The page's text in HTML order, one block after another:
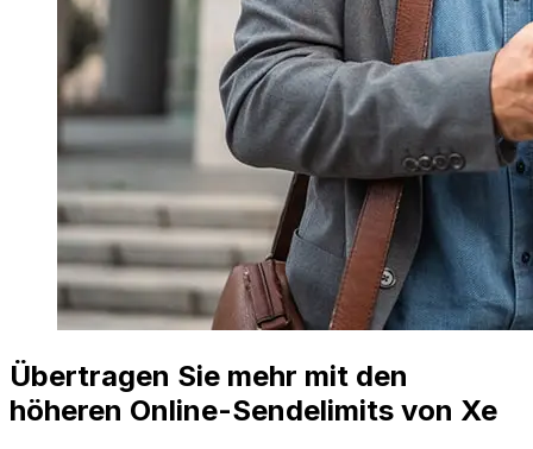
Übertragen Sie mehr mit den
höheren Online-Sendelimits von Xe